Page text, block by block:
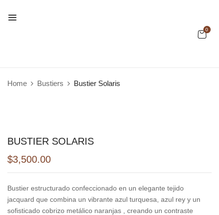
0
Home Bustiers Bustier Solaris
BUSTIER SOLARIS
$3,500.00
Bustier estructurado confeccionado en un elegante tejido
jacquard que combina un vibrante azul turquesa, azul rey y un
sofisticado cobrizo metálico naranjas , creando un contraste